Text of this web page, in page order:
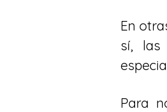
En
sí, las
Para